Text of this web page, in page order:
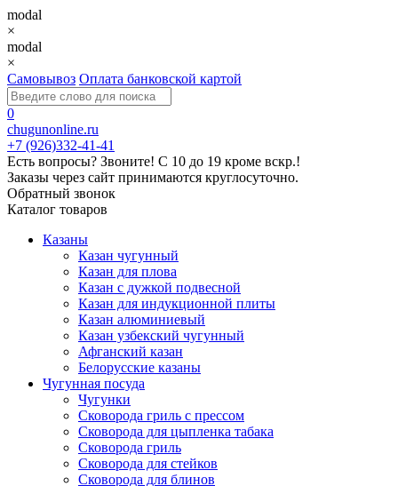
modal
×
modal
×
Самовывоз Оплата банковской картой
0
chugunonline.ru
+7 (926)332-41-41
Есть вопросы? Звоните! С 10 до 19 кроме вскр.!
Заказы через сайт принимаются круглосуточно.
Обратный звонок
Каталог товаров
Казаны
Казан чугунный
Казан для плова
Казан с дужкой подвесной
Казан для индукционной плиты
Казан алюминиевый
Казан узбекский чугунный
Афганский казан
Белорусские казаны
Чугунная посуда
Чугунки
Сковорода гриль с прессом
Сковорода для цыпленка табака
Сковорода гриль
Сковорода для стейков
Сковорода для блинов